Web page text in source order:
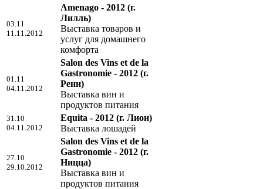
03.11
11.11.2012
Amenago - 2012 (г.
Лилль)
Выставка товаров и
услуг для домашнего
комфорта
01.11
04.11.2012
Salon des Vins et de la
Gastronomie - 2012 (г.
Ренн)
Выставка вин и
продуктов питания
31.10
04.11.2012
Equita - 2012 (г. Лион)
Выставка лошадей
27.10
29.10.2012
Salon des Vins et de la
Gastronomie - 2012 (г.
Ницца)
Выставка вин и
продуктов питания